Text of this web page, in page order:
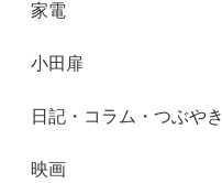
家電
小田扉
日記・コラム・つぶやき
映画